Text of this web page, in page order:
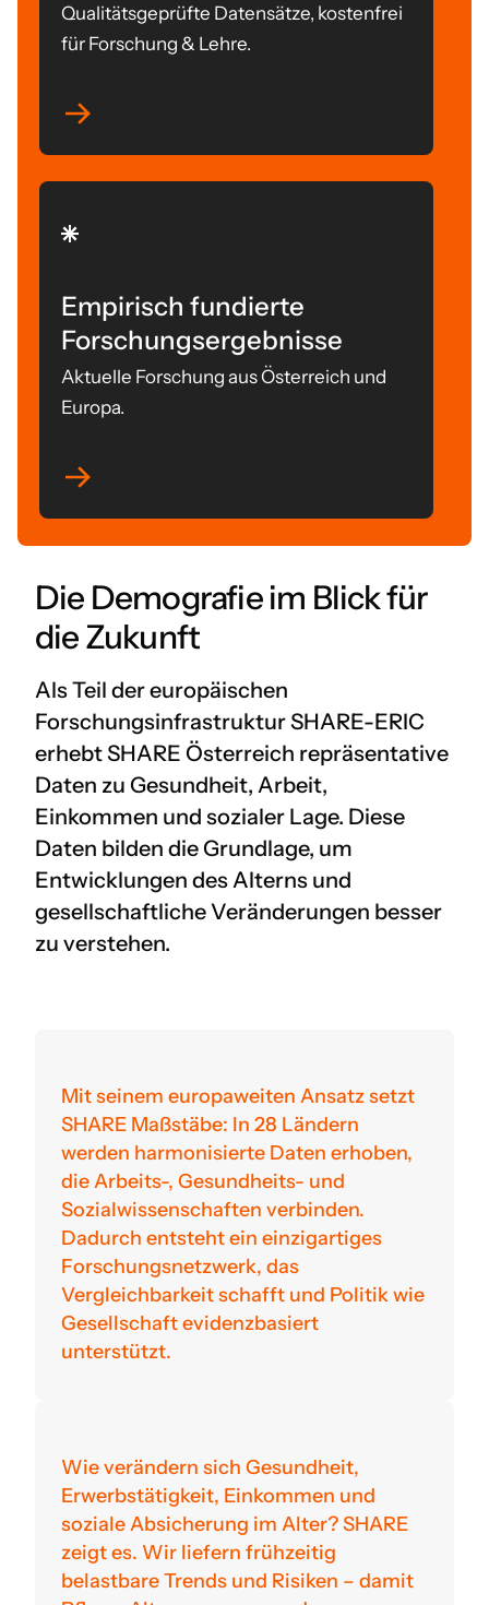
Qualitätsgeprüfte Datensätze, kostenfrei
für Forschung & Lehre.
Empirisch fundierte
Forschungsergebnisse
Aktuelle Forschung aus Österreich und
Europa.
Die Demografie im Blick für
die Zukunft
Als Teil der europäischen
Forschungsinfrastruktur SHARE-ERIC
erhebt SHARE Österreich repräsentative
Daten zu Gesundheit, Arbeit,
Einkommen und sozialer Lage. Diese
Daten bilden die Grundlage, um
Entwicklungen des Alterns und
gesellschaftliche Veränderungen besser
zu verstehen.
Mit seinem europaweiten Ansatz setzt
SHARE Maßstäbe: In 28 Ländern
werden harmonisierte Daten erhoben,
die Arbeits-, Gesundheits- und
Sozialwissenschaften verbinden.
Dadurch entsteht ein einzigartiges
Forschungsnetzwerk, das
Vergleichbarkeit schafft und Politik wie
Gesellschaft evidenzbasiert
unterstützt.
Wie verändern sich Gesundheit,
Erwerbstätigkeit, Einkommen und
soziale Absicherung im Alter? SHARE
zeigt es. Wir liefern frühzeitig
belastbare Trends und Risiken – damit